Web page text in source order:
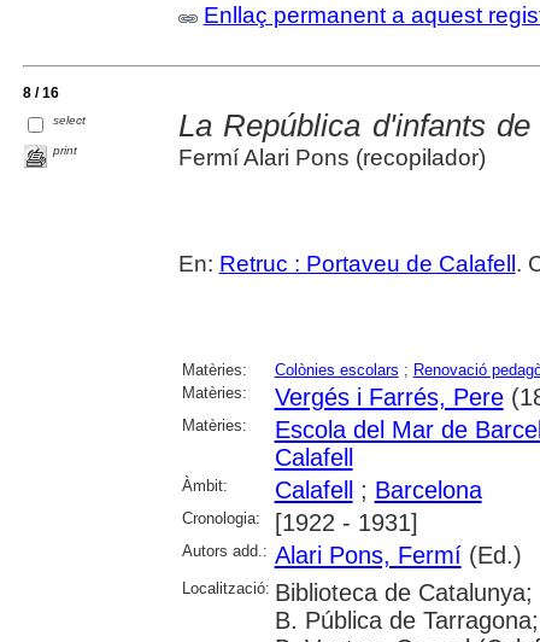
Enllaç permanent a aquest
8 / 16
select
print
La República d'infants
Fermí Alari Pons (recopilador)
En: Retruc : Portaveu de Calafell.
Matèries: Colònies escolars ; Renovació
Matèries:
Vergés i Farrés, Pere
Matèries:
Escola del Mar de
Calafell
Àmbit: Calafell ; Barcelona
Cronologia: [1922 - 1931]
Autors add.: Alari Pons, Fermí(Ed.)
Localització: Biblioteca de
B. Pública de